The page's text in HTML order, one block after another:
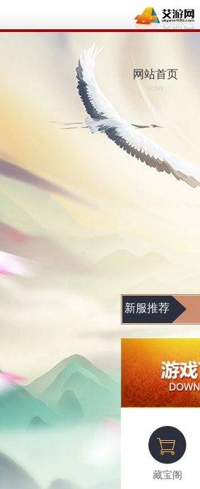
网站首页
HOME
新服推荐
藏宝阁